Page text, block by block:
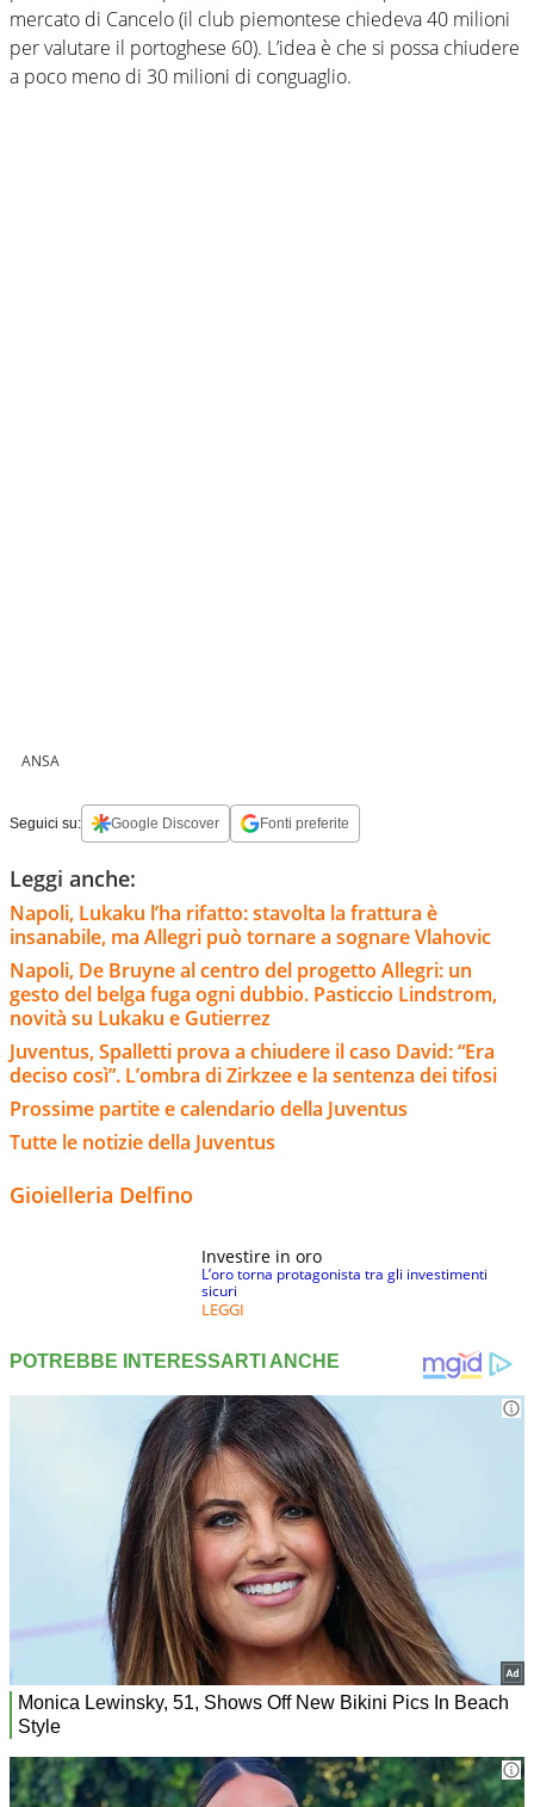
mercato di Cancelo (il club piemontese chiedeva 40 milioni
per valutare il portoghese 60). L’idea è che si possa chiudere
a poco meno di 30 milioni di conguaglio.
ANSA
Seguici su: Google Discover Fonti preferite
Leggi anche:
Napoli, Lukaku l’ha rifatto: stavolta la frattura è
insanabile, ma Allegri può tornare a sognare Vlahovic
Napoli, De Bruyne al centro del progetto Allegri: un
gesto del belga fuga ogni dubbio. Pasticcio Lindstrom,
novità su Lukaku e Gutierrez
Juventus, Spalletti prova a chiudere il caso David: “Era
deciso così”. L’ombra di Zirkzee e la sentenza dei tifosi
Prossime partite e calendario della Juventus
Tutte le notizie della Juventus
Gioielleria Delfino
Investire in oro
L’oro torna protagonista tra gli investimenti
sicuri
LEGGI